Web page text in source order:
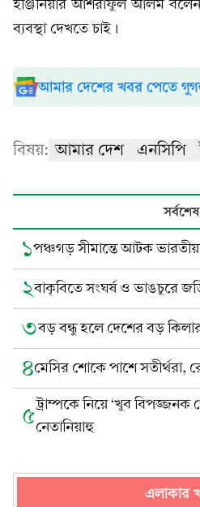
ইঞ্জিনিয়ার আশরাফুল আলম
ব্যবস্থা দেখতে চাই।
আমার দেশের খবর পেতে
বিষয়: আমার দেশ এনসিপি
সর্বশেষ
১পঞ্চগড় সীমান্তে আটক
২বাকৃবিতে সংঘর্ষ ও ভাঙচুরে
৩বড় বন্ধু হলে দেশের বড়
৪মেসির শোকে পাশে সতীর্থরা,
৫ট্রাম্পকে নিয়ে ‘খুব বিপজ্জনক
নেতানিয়াহু
এলাকার